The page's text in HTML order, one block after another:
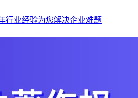
行业经验为您解决企业难题